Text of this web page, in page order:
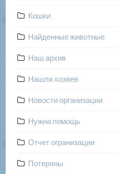
Кошки
Найденные животные
Наш архив
Нашли хозяев
Новости организации
Нужна помощь
Отчет огранизации
Потеряны